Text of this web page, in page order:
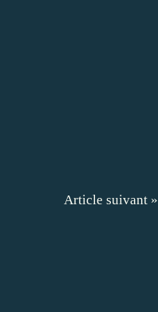
Article suivant »